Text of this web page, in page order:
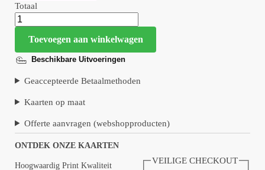
Totaal
Toevoegen aan winkelwagen
Beschikbare Uitvoeringen
Geaccepteerde Betaalmethoden
Kaarten op maat
Offerte aanvragen (webshopproducten)
ONTDEK ONZE KAARTEN
Hoogwaardig Print Kwaliteit
VEILIGE CHECKOUT